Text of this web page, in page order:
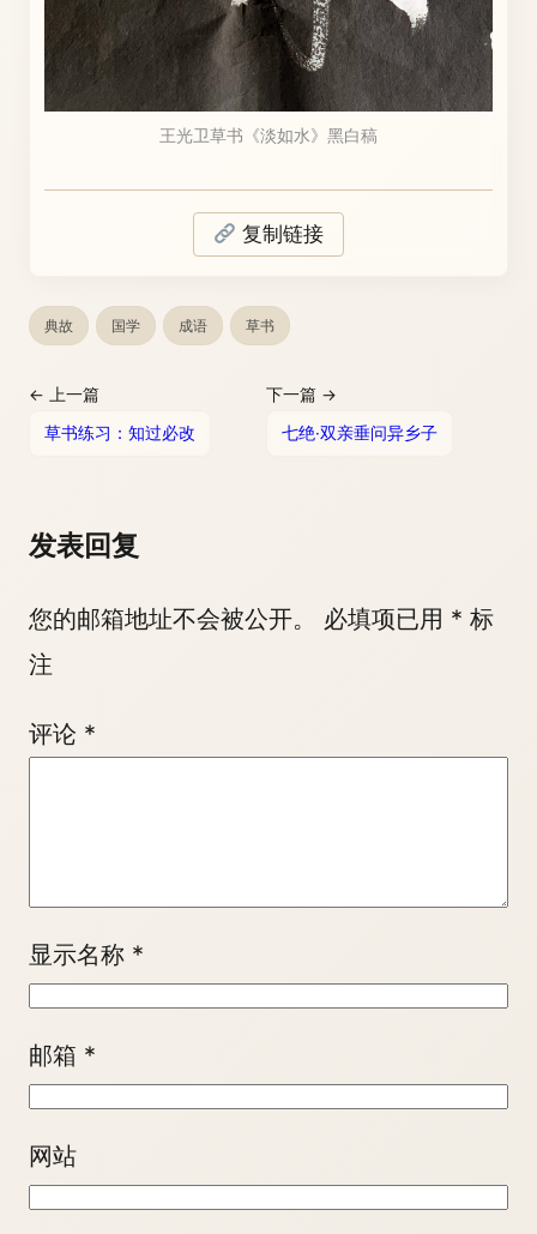
王光卫草书《淡如水》黑白稿
复制链接
典故 国学 成语 草书
← 上一篇
草书练习：知过必改
下一篇 →
七绝·双亲垂问异乡子
发表回复
您的邮箱地址不会被公开。 必填项已用 * 标
注
评论 *
显示名称 *
邮箱 *
网站